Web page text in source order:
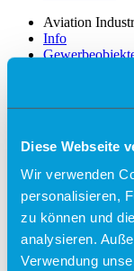
Diese Webseite
Wir verwenden
personalisieren,
zu können und
analysieren.
Verwendung
Aviation
Info
Stellenangebote
Management
Zahlen, Daten
Lärmschutz
Trainingsflüge
Presse
Partner
Werbung